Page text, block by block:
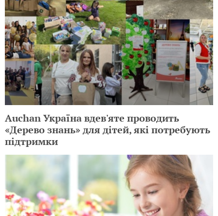
Auchan Україна вдев'яте проводить
«Дерево знань» для дітей, які потребують
підтримки